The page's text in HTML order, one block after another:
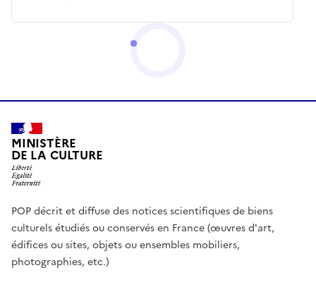
MINISTÈRE
DE LA CULTURE
POP décrit et diffuse des notices scientifiques de biens
culturels étudiés ou conservés en France (œuvres d'art,
édifices ou sites, objets ou ensembles mobiliers,
photographies, etc.)